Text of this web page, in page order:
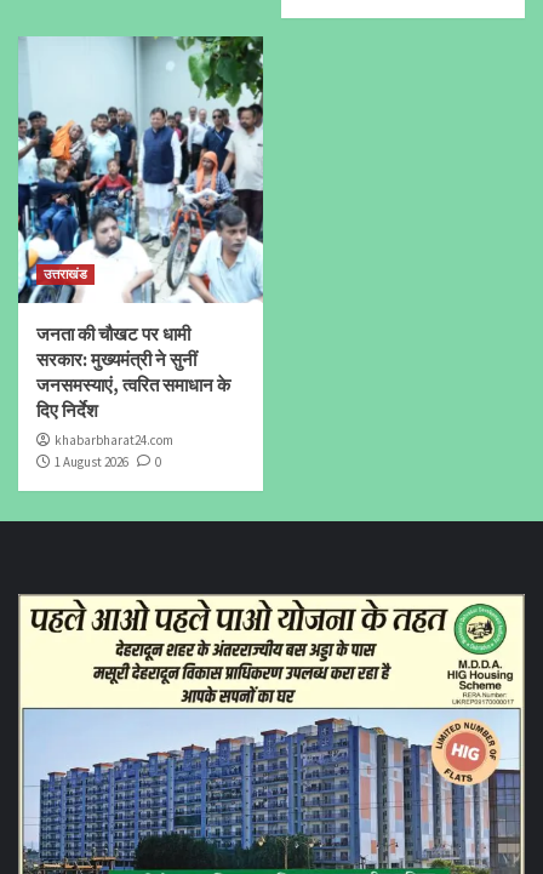
उत्तराखंड
जनता की चौखट पर धामी
सरकार: मुख्यमंत्री ने सुनीं
जनसमस्याएं, त्वरित समाधान के
दिए निर्देश
khabarbharat24.com
1 August 2026
0